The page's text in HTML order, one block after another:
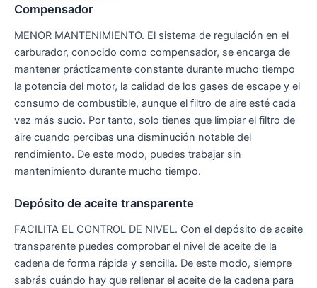
Compensador
MENOR MANTENIMIENTO. El sistema de regulación en el
carburador, conocido como compensador, se encarga de
mantener prácticamente constante durante mucho tiempo
la potencia del motor, la calidad de los gases de escape y el
consumo de combustible, aunque el filtro de aire esté cada
vez más sucio. Por tanto, solo tienes que limpiar el filtro de
aire cuando percibas una disminución notable del
rendimiento. De este modo, puedes trabajar sin
mantenimiento durante mucho tiempo.
Depósito de aceite transparente
FACILITA EL CONTROL DE NIVEL. Con el depósito de aceite
transparente puedes comprobar el nivel de aceite de la
cadena de forma rápida y sencilla. De este modo, siempre
sabrás cuándo hay que rellenar el aceite de la cadena para